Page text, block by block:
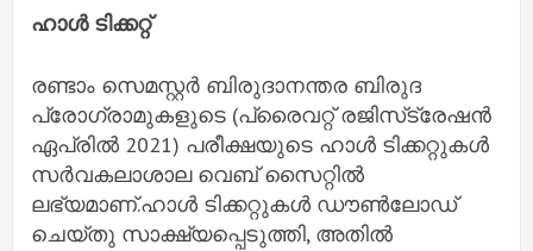
ഹാൾ ടിക്കറ്റ്
രണ്ടാം സെമസ്റ്റർ ബിരുദാനന്തര ബിരുദ
പ്രോഗ്രാമുകളുടെ (പ്രൈവറ്റ് രജിസ്‌ട്രേഷൻ
ഏപ്രിൽ 2021) പരീക്ഷയുടെ ഹാൾ ടിക്കറ്റുകൾ
സർവകലാശാല വെബ് സൈറ്റിൽ
ലഭ്യമാണ്.ഹാൾ ടിക്കറ്റുകൾ ഡൗൺലോഡ്
ചെയ്തു സാക്ഷ്യപ്പെടുത്തി, അതിൽ